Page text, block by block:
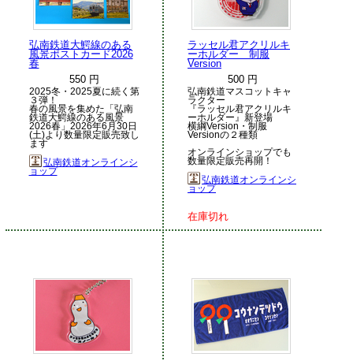
弘南鉄道大鰐線のある
風景ポストカード2026
春
550 円
2025冬・2025夏に続く第
３弾！
春の風景を集めた「弘南
鉄道大鰐線のある風景
2026春」2026年6月30日
(土)より数量限定販売致し
ます
弘南鉄道オンラインシ
ョップ
ラッセル君アクリルキ
ーホルダー 制服
Version
500 円
弘南鉄道マスコットキャ
ラクター
『ラッセル君アクリルキ
ーホルダー』新登場
横綱Version・制服
Versionの２種類
オンラインショップでも
数量限定販売再開！
弘南鉄道オンラインシ
ョップ
在庫切れ